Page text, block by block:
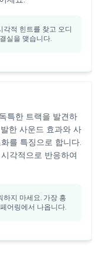
적 힌트를 찾고 오디
실을 맺습니다.
특한 트랙을 발견하
한 사운드 효과와 사
를 특징으로 합니다.
각적으로 반응하여
지 마세요. 가장 흥
어링에서 나옵니다.